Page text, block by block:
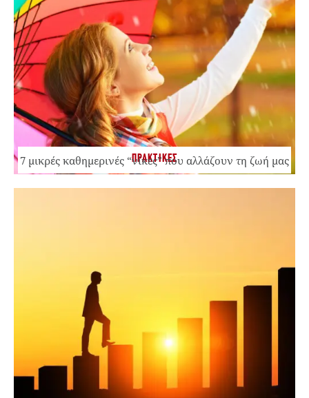
ΠΡΑΚΤΙΚΕΣ
7 μικρές καθημερινές “νίκες” που αλλάζουν τη ζωή μας